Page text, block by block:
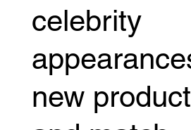
celebrity
new